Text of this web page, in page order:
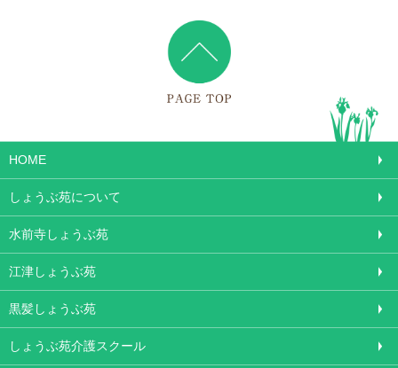
HOME
しょうぶ苑について
水前寺しょうぶ苑
江津しょうぶ苑
黒髪しょうぶ苑
しょうぶ苑介護スクール